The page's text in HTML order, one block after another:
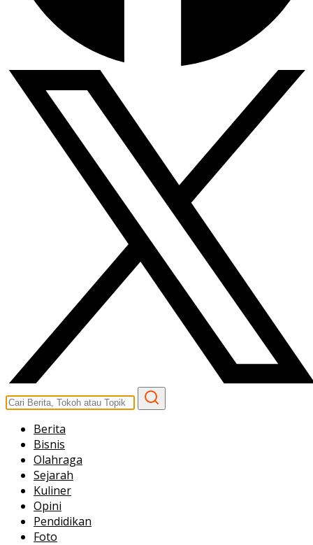
Berita
Bisnis
Olahraga
Sejarah
Kuliner
Opini
Pendidikan
Foto